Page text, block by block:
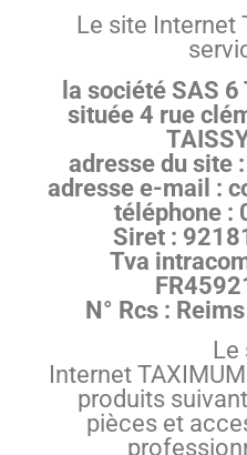
Le site Internet
la société SAS 6
située 4 rue
adresse du site
adresse e-mail :
téléphone :
Siret :
Tva
N° Rcs :
Le
Internet
produits
pièces et